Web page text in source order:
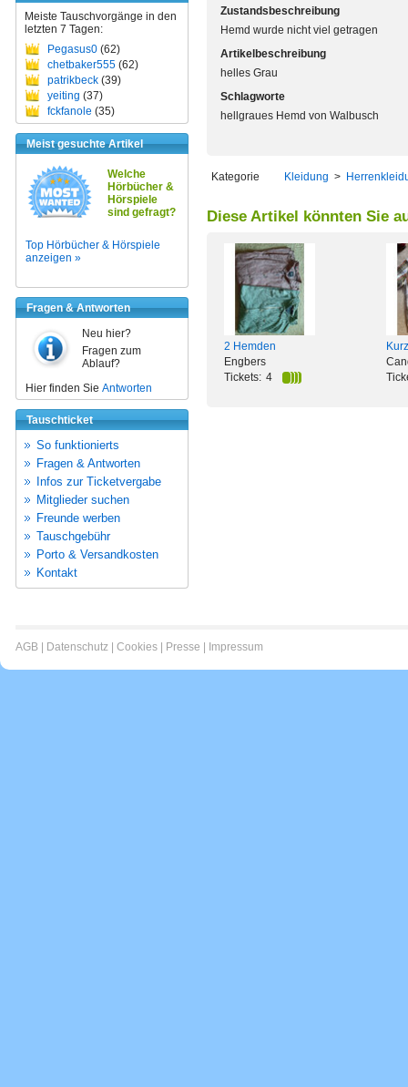
Meiste Tauschvorgänge in den
letzten 7 Tagen:
Pegasus0 (62)
chetbaker555 (62)
patrikbeck (39)
yeiting (37)
fckfanole (35)
Meist gesuchte Artikel
Welche
Hörbücher &
Hörspiele
sind gefragt?
Top Hörbücher & Hörspiele
anzeigen »
Fragen & Antworten
Neu hier?
Fragen zum
Ablauf?
Hier finden Sie Antworten
Tauschticket
So funktionierts
Fragen & Antworten
Infos zur Ticketvergabe
Mitglieder suchen
Freunde werben
Tauschgebühr
Porto & Versandkosten
Kontakt
Zustandsbeschreibung
Hemd wurde nicht viel getragen
Artikelbeschreibung
helles Grau
Schlagworte
hellgraues Hemd von Walbusch
Kategorie Kleidung >
Diese Artikel könnten Sie
2 Hemden
Engbers
Tickets: 4
AGB Datenschutz Cookies Presse Impressum